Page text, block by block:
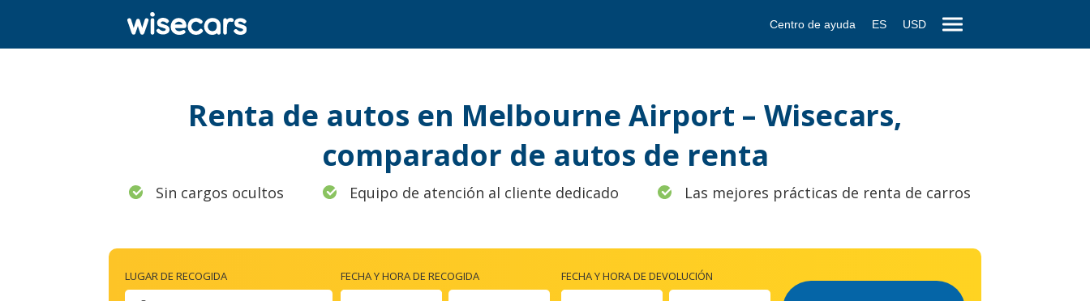
Centro de ayuda ES USD
Renta de autos en Melbourne Airport – Wisecars,
comparador de autos de renta
Sin cargos ocultos Equipo de atención al cliente dedicado Las mejores prácticas de renta de carros
LUGAR DE RECOGIDA FECHA Y HORA DE RECOGIDA FECHA Y HORA DE DEVOLUCIÓN